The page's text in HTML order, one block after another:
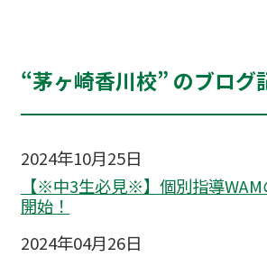
“茅ヶ崎香川校” のブログ
2024年10月25日
【※中3生必見※】個別指導
開始！
2024年04月26日